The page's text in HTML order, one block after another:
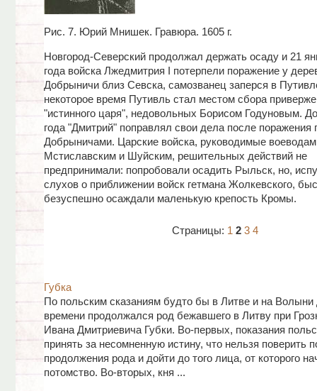
Рис. 7. Юрий Мнишек. Гравюра. 1605 г.
Новгород-Северский продолжал держать осаду и 21
года войска Лжедмитрия I потерпели поражение у
Добрыничи близ Севска, самозванец заперся в
некоторое время Путивль стал местом сбора
"истинного царя", недовольных Борисом Годуновым.
года "Дмитрий" поправлял свои дела после поражения
Добрыничами. Царские войска, руководимые
Мстиславским и Шуйским, решительных действий не
предпринимали: попробовали осадить Рыльск, но,
слухов о приближении войск гетмана Жолкевского,
безуспешно осаждали маленькую крепость Кромы.
Страницы: 1 2 3 4
Губка
По польским сказаниям будто бы в Литве и на Волыни
времени продолжался род бежавшего в Литву при
Ивана Дмитриевича Губки. Во-первых, показания
принять за несомненную истину, что нельзя поверить
продолжения рода и дойти до того лица, от которого
потомство. Во-вторых, кня ...